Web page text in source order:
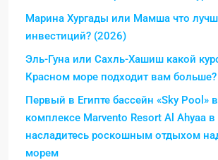
Марина Хургады или Мамша что
инвестиций? (2026)
Эль-Гуна или Сахль-Хашиш какой
Красном море подходит вам
Первый в Египте бассейн «Sky Pool»
комплексе Marvento Resort Al Ahyaa в
насладитесь роскошным отдыхом
морем